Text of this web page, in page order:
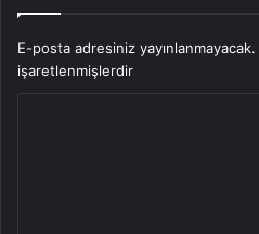
E-posta adresiniz yayınlanmayacak.
işaretlenmişlerdir